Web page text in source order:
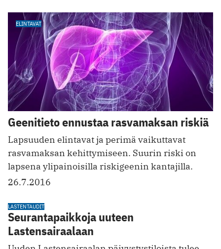
ELINTAVAT
Geenitieto ennustaa rasvamaksan riskiä
Lapsuuden elintavat ja perimä vaikuttavat
rasvamaksan kehittymiseen. Suurin riski on
lapsena ylipainoisilla riskigeenin kantajilla.
26.7.2016
LASTENTAUDIT
Seurantapaikkoja uuteen
Lastensairaalaan